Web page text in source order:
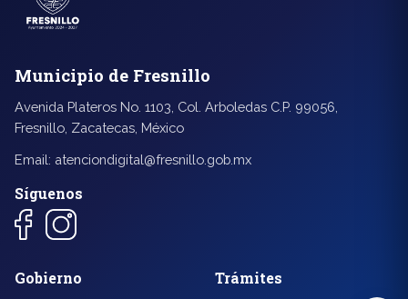
Municipio de Fresnillo
Avenida Plateros No. 1103, Col. Arboledas C.P. 99056,
Fresnillo, Zacatecas, México
Email: atenciondigital@fresnillo.gob.mx
Síguenos
Gobierno Trámites